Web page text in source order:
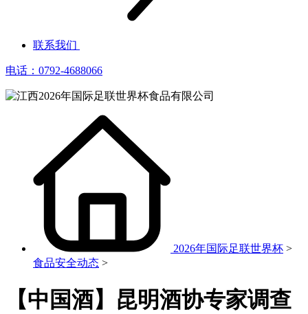
联系我们
电话：0792-4688066
2026年国际足联世界杯 >
食品安全动态 >
【中国酒】昆明酒协专家调查